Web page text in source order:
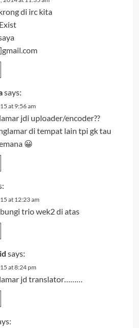
di irc kita
says:
at 9:56 am
jdi uploader/encoder??
di tempat lain tpi gk tau
😀
at 12:23 am
trio wek2 di atas
says:
at 8:24 pm
jd translator………